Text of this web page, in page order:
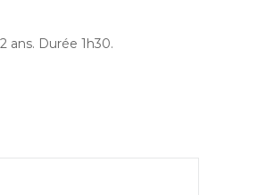
ans. Durée 1h30.